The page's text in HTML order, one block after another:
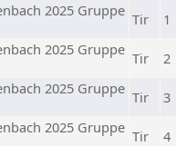
2025 Gruppe Tir 1
2025 Gruppe Tir 2
2025 Gruppe Tir 3
2025 Gruppe Tir 4